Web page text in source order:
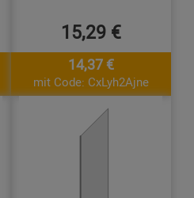
15,29 €
14,37 €
mit Code: CxLyh2Ajne